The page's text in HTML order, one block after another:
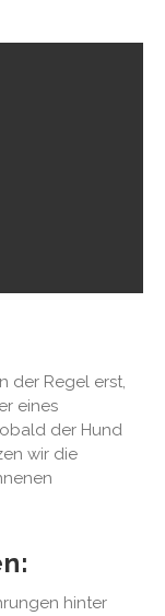
der Regel erst,
eines
der Hund
wir die
hinter